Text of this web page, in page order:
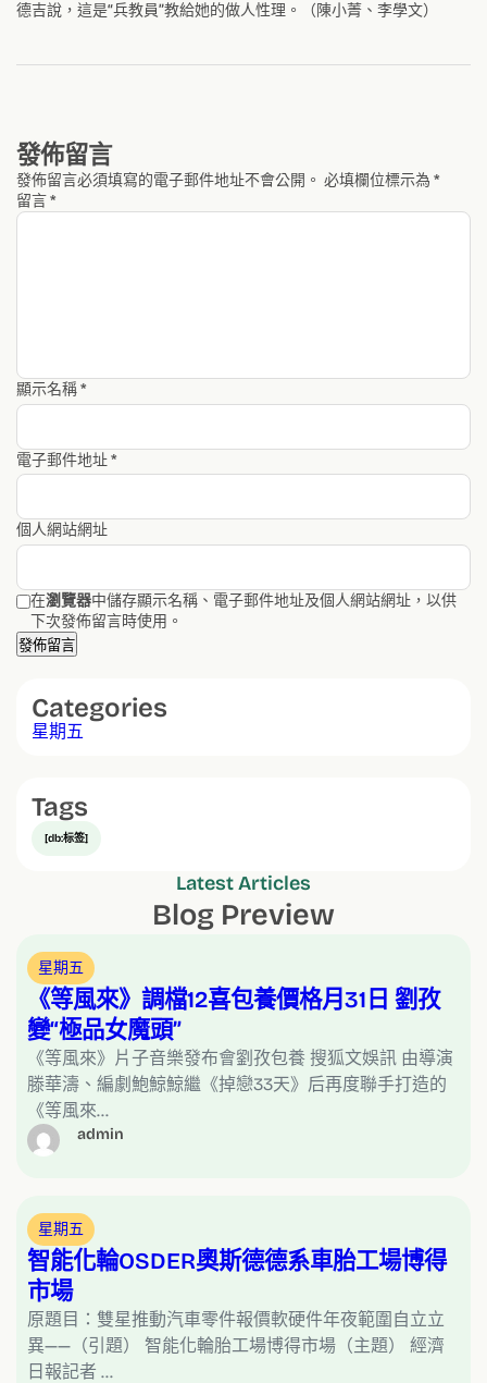
德吉說，這是“兵教員”教給她的做人性理。（陳小菁、李學文）
發佈留言
發佈留言必須填寫的電子郵件地址不會公開。 必填欄位標示為 *
留言*
顯示名稱*
電子郵件地址*
個人網站網址
在瀏覽器中儲存顯示名稱、電子郵件地址及個人網站網址，以供
下次發佈留言時使用。
Categories
星期五
Tags
[db:标签]
Latest Articles
Blog Preview
星期五
《等風來》調檔12喜包養價格月31日 劉孜
變“極品女魔頭”
《等風來》片子音樂發布會劉孜包養 搜狐文娛訊 由導演
滕華濤、編劇鮑鯨鯨繼《掉戀33天》后再度聯手打造的
《等風來…
admin
星期五
智能化輪OSDER奧斯德德系車胎工場博得
市場
原題目：雙星推動汽車零件報價軟硬件年夜範圍自立立
異——（引題） 智能化輪胎工場博得市場（主題） 經濟
日報記者 …